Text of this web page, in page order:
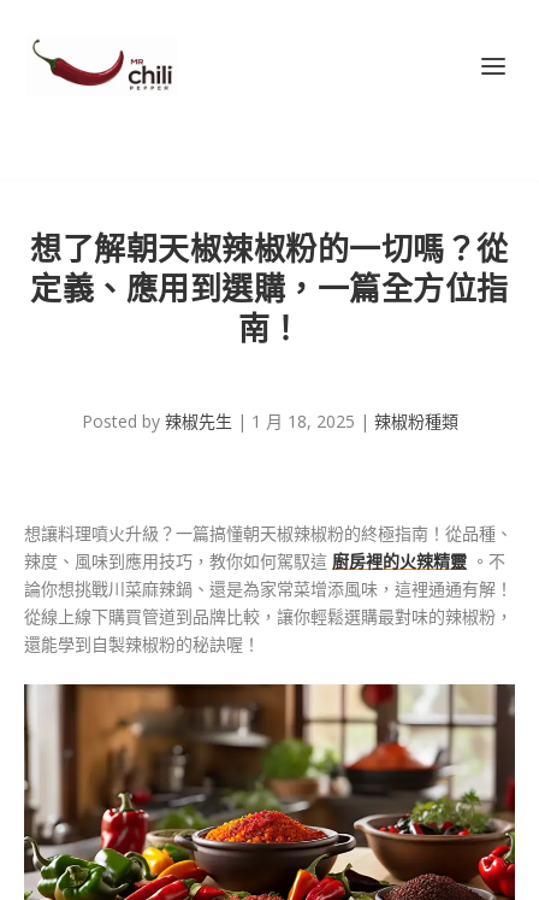
想了解朝天椒辣椒粉的一切嗎？從
定義、應用到選購，一篇全方位指
南！
Posted by 辣椒先生 | 1 月 18, 2025 | 辣椒粉種類
想讓料理噴火升級？一篇搞懂朝天椒辣椒粉的終極指南！從品種、
辣度、風味到應用技巧，教你如何駕馭這 廚房裡的火辣精靈 。不
論你想挑戰川菜麻辣鍋、還是為家常菜增添風味，這裡通通有解！
從線上線下購買管道到品牌比較，讓你輕鬆選購最對味的辣椒粉，
還能學到自製辣椒粉的秘訣喔！